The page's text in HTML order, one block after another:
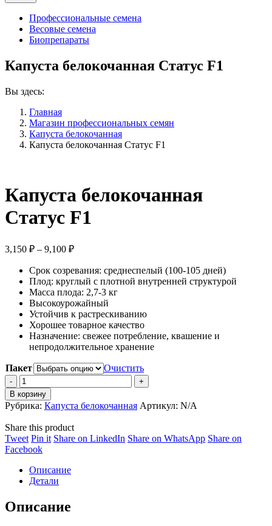
Профессиональные семена
Весовые семена
Биопрепараты
Капуста белокочанная Статус F1
Вы здесь:
Главная
Магазин профессиональных семян
Капуста белокочанная
Капуста белокочанная Статус F1
Капуста белокочанная
Статус F1
3,150 ₽ – 9,100 ₽Диапазон
3,150 ₽
–
9,100 ₽
Срок созревания: среднеспелый (100-105 дней)
Плод: круглый с плотной внутренней структурой
Масса плода: 2,7-3 кг
Высокоурожайный
Устойчив к растрескиванию
Хорошее товарное качество
Назначение: свежее потребление, квашение и
непродолжительное хранение
Пакет
Очистить
Капуста
белокочанная
Статус
F1
quantity
В корзину
Рубрика: Капуста белокочанная Артикул: N/A
Share this product
TweetShare
on
Pin itShare
Share on LinkedIn Share
Share on WhatsAppShare
Share on
FacebookShare
Facebook
Описание
Детали
Описание